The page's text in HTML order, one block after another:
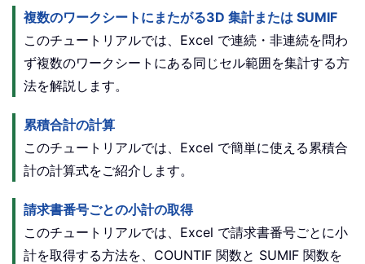
複数のワークシートにまたがる3D 集計または SUMIF
このチュートリアルでは、Excel で連続・非連続を問わ
ず複数のワークシートにある同じセル範囲を集計する方
法を解説します。
累積合計の計算
このチュートリアルでは、Excel で簡単に使える累積合
計の計算式をご紹介します。
請求書番号ごとの小計の取得
このチュートリアルでは、Excel で請求書番号ごとに小
計を取得する方法を、COUNTIF 関数と SUMIF 関数を